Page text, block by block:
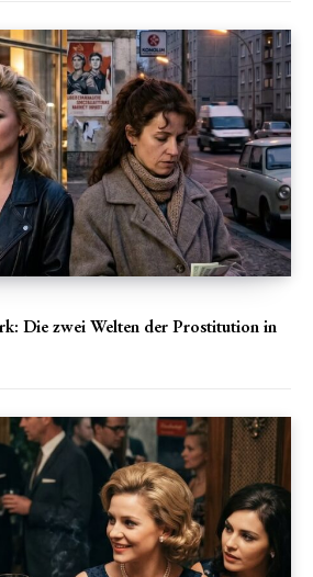
Die zwei Welten der Prostitution in